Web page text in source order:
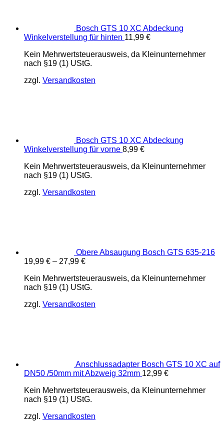
Bosch GTS 10 XC Abdeckung
Winkelverstellung für hinten 11,99 €
Kein Mehrwertsteuerausweis, da Kleinunternehmer
nach §19 (1) UStG.
zzgl. Versandkosten
Bosch GTS 10 XC Abdeckung
Winkelverstellung für vorne 8,99 €
Kein Mehrwertsteuerausweis, da Kleinunternehmer
nach §19 (1) UStG.
zzgl. Versandkosten
Obere Absaugung Bosch GTS 635-216
19,99 € – 27,99 €
Kein Mehrwertsteuerausweis, da Kleinunternehmer
nach §19 (1) UStG.
zzgl. Versandkosten
Anschlussadapter Bosch GTS 10 XC auf
DN50 /50mm mit Abzweig 32mm 12,99 €
Kein Mehrwertsteuerausweis, da Kleinunternehmer
nach §19 (1) UStG.
zzgl. Versandkosten